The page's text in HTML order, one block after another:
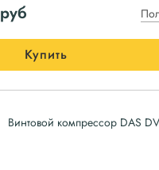
руб
Купить
Винтовой компрессор DAS